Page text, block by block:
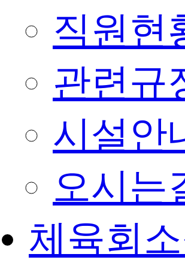
직원현
관련규
시설안
오시는
체육회